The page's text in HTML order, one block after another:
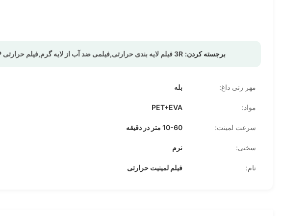
برجسته کردن: 3R فیلم لایه بندی حرارتی,فیلمی ضد آب از لایه گرم,فیلم حرارتی BOPP مقاوم در برابر اشک
مهر زنی داغ: بله
مواد: PET+EVA
سرعت لمینت: 10-60 متر در دقیقه
سختی: نرم
نام: فیلم لمینیت حرارتی